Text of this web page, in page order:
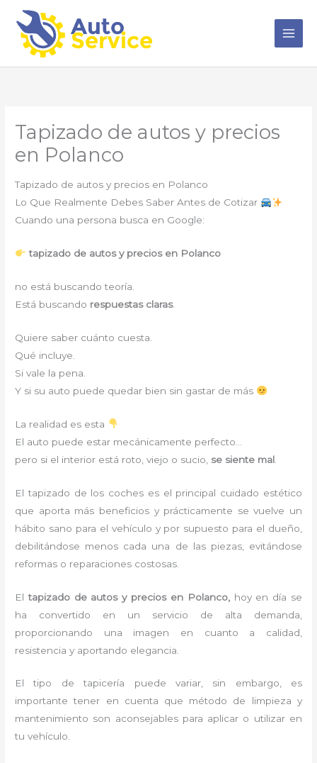
contenido
Tapizado de autos y precios
en Polanco
Tapizado de autos y precios en Polanco
Lo Que Realmente Debes Saber Antes de Cotizar
Cuando una persona busca en Google:
tapizado de autos y precios en Polanco
no está buscando teoría.
Está buscando respuestas claras.
Quiere saber cuánto cuesta.
Qué incluye.
Si vale la pena.
Y si su auto puede quedar bien sin gastar de más
La realidad es esta
El auto puede estar mecánicamente perfecto…
pero si el interior está roto, viejo o sucio, se siente mal
El tapizado de los coches es el principal cuidado estético
que aporta más beneficios y prácticamente se vuelve un
hábito sano para el vehículo y por supuesto para el dueño,
debilitándose menos cada una de las piezas, evitándose
reformas o reparaciones costosas.
El tapizado de autos y precios en Polanco, hoy en día se
ha convertido en un servicio de alta demanda,
proporcionando una imagen en cuanto a calidad,
resistencia y aportando elegancia.
El tipo de tapicería puede variar, sin embargo, es
importante tener en cuenta que método de limpieza y
mantenimiento son aconsejables para aplicar o utilizar en
tu vehículo.